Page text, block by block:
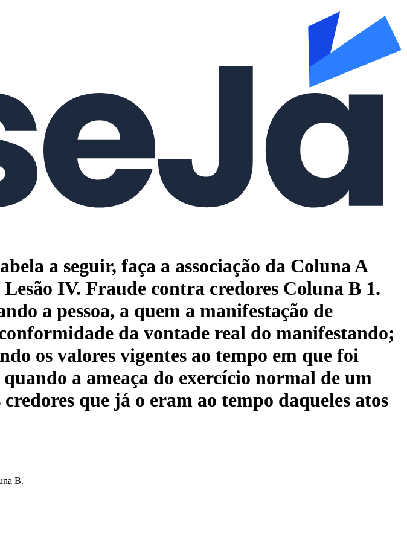
a seguir, faça a associação da Coluna A
IV. Fraude contra credores Coluna B 1.
a pessoa, a quem a manifestação de
da vontade real do manifestando;
os valores vigentes ao tempo em que foi
a ameaça do exercício normal de um
que já o eram ao tempo daqueles atos
B.